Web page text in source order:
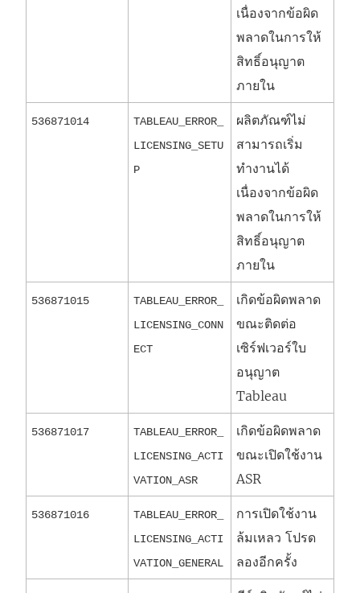
เนื่องจากข้อผิด
พลาดในการให้
สิทธิ์อนุญาต
ภายใน
536871014
TABLEAU_ERROR_
LICENSING_SETU
P
ผลิตภัณฑ์ไม่
สามารถเริ่ม
ทำงานได้
เนื่องจากข้อผิด
พลาดในการให้
สิทธิ์อนุญาต
ภายใน
536871015
TABLEAU_ERROR_
LICENSING_CONN
ECT
เกิดข้อผิดพลาด
ขณะติดต่อ
เซิร์ฟเวอร์ใบ
อนุญาต
Tableau
536871017
TABLEAU_ERROR_
LICENSING_ACTI
VATION_ASR
เกิดข้อผิดพลาด
ขณะเปิดใช้งาน
ASR
536871016
TABLEAU_ERROR_
LICENSING_ACTI
VATION_GENERAL
การเปิดใช้งาน
ล้มเหลว โปรด
ลองอีกครั้ง